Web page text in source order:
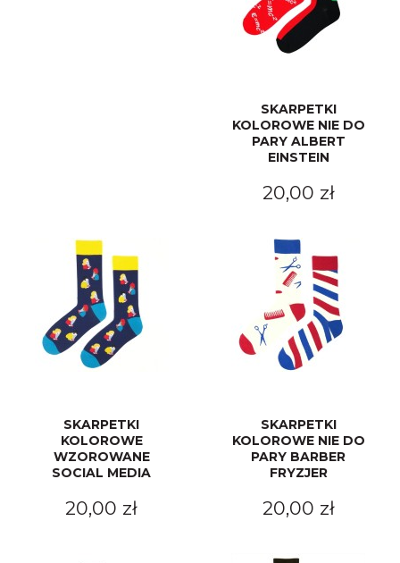
SKARPETKI
KOLOROWE NIE DO
PARY ALBERT
EINSTEIN
20,00 zł
SKARPETKI
KOLOROWE
WZOROWANE
SOCIAL MEDIA
20,00 zł
SKARPETKI
KOLOROWE NIE DO
PARY BARBER
FRYZJER
20,00 zł